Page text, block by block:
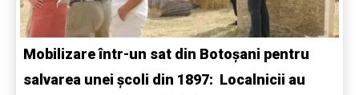
Mobilizare într-un sat din Botoșani pentru
salvarea unei școli din 1897: Localnicii au